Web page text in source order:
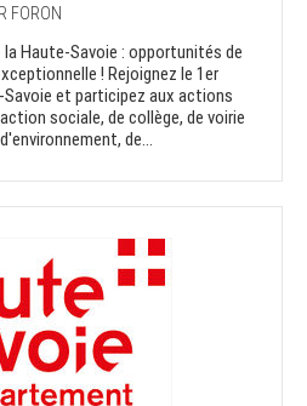
FORON
Haute-Savoie : opportunités de
! Rejoignez le 1er
et participez aux actions
sociale, de collège, de voirie
de...